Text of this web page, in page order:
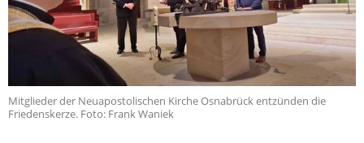
Mitglieder der Neuapostolischen Kirche Osnabrück entzünden die
Friedenskerze. Foto: Frank Waniek